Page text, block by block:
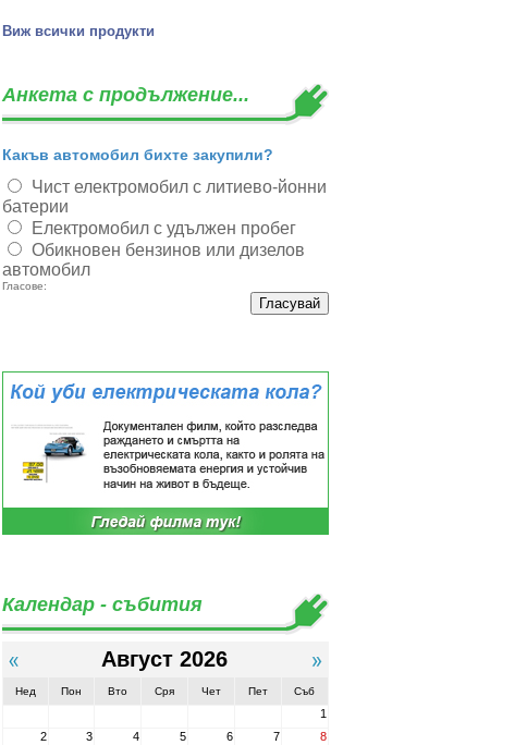
Виж всички продукти
Анкета с продължение...
Какъв автомобил бихте закупили?
Чист електромобил с литиево-йонни
батерии
Електромобил с удължен пробег
Обикновен бензинов или дизелов
автомобил
Гласове:
Календар - събития
Август 2026
Нед Пон Вто Сря Чет Пет Съб
1
2
3 4 5 6 7
8